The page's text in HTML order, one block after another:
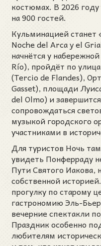
костюмах. В 2026
на 900 гостей.
Кульминацией станет
Noche del Arca y el
начнётся у
Río), пройдёт по
(Tercio de Flandes),
Gasset), площади
del Olmo) и
сопровождаться
музыкой городского
участниками в
Для туристов Ночь
увидеть Понферраду
Пути Святого Иакова,
собственной
прогулку по старому
гастрономию Эль-
вечерние спектакли
Праздник особенно
любителям